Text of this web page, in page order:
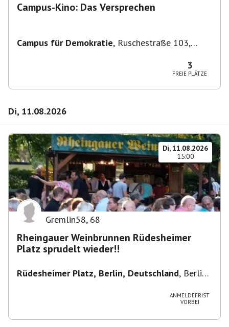
Campus-Kino: Das Versprechen
Campus für Demokratie, Ruschestraße 103,
3
FREIE PLÄTZE
Di, 11.08.2026
Di, 11.08.2026
15:00
Gremlin58, 68
Rheingauer Weinbrunnen Rüdesheimer
Platz sprudelt wieder!!
Rüdesheimer Platz, Berlin, Deutschland, Berlin-
ANMELDEFRIST
VORBEI